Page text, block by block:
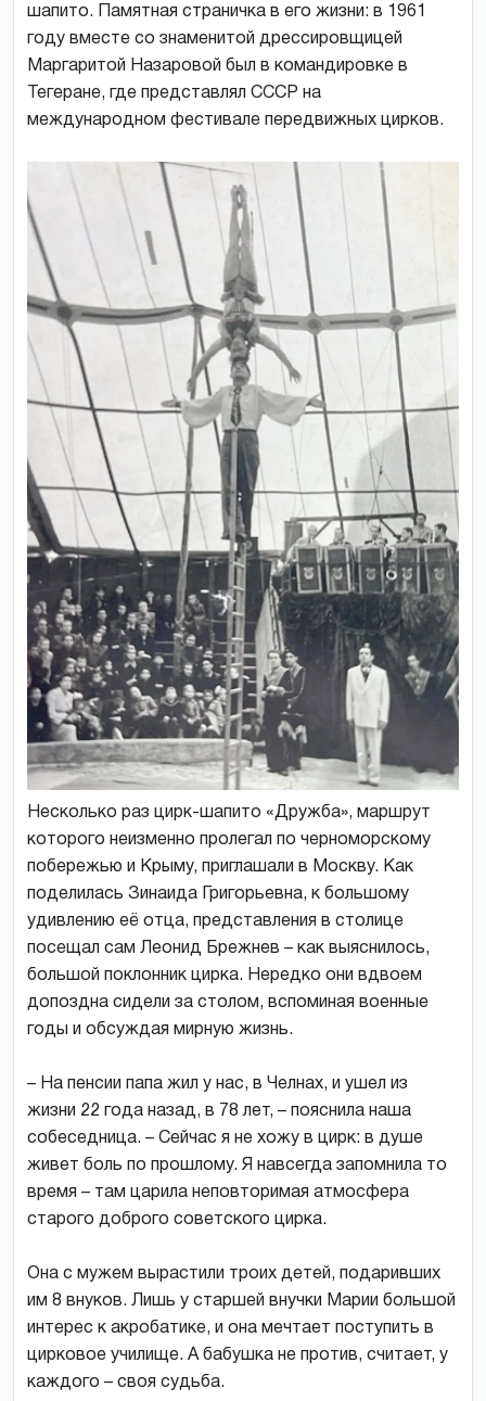
шапито. Памятная страничка в его жизни: в 1961
году вместе со знаменитой дрессировщицей
Маргаритой Назаровой был в командировке в
Тегеране, где представлял СССР на
международном фестивале передвижных цирков.
Несколько раз цирк-шапито «Дружба», маршрут
которого неизменно пролегал по черноморскому
побережью и Крыму, приглашали в Москву. Как
поделилась Зинаида Григорьевна, к большому
удивлению её отца, представления в столице
посещал сам Леонид Брежнев – как выяснилось,
большой поклонник цирка. Нередко они вдвоем
допоздна сидели за столом, вспоминая военные
годы и обсуждая мирную жизнь.
– На пенсии папа жил у нас, в Челнах, и ушел из
жизни 22 года назад, в 78 лет, – пояснила наша
собеседница. – Сейчас я не хожу в цирк: в душе
живет боль по прошлому. Я навсегда запомнила то
время – там царила неповторимая атмосфера
старого доброго советского цирка.
Она с мужем вырастили троих детей, подаривших
им 8 внуков. Лишь у старшей внучки Марии большой
интерес к акробатике, и она мечтает поступить в
цирковое училище. А бабушка не против, считает, у
каждого – своя судьба.